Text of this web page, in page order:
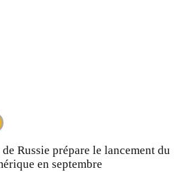
Russie prépare le lancement du
en septembre